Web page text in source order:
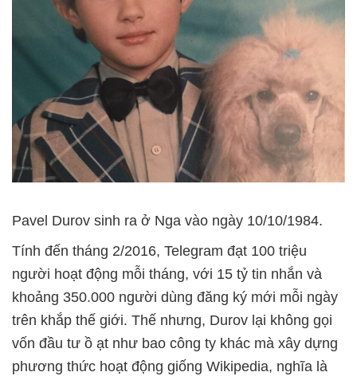
Pavel Durov sinh ra ở Nga vào ngày 10/10/1984.
Tính đến tháng 2/2016, Telegram đạt 100 triệu
người hoạt động mỗi tháng, với 15 tỷ tin nhắn và
khoảng 350.000 người dùng đăng ký mới mỗi ngày
trên khắp thế giới. Thế nhưng, Durov lại không gọi
vốn đầu tư ồ ạt như bao công ty khác mà xây dựng
phương thức hoạt động giống Wikipedia, nghĩa là